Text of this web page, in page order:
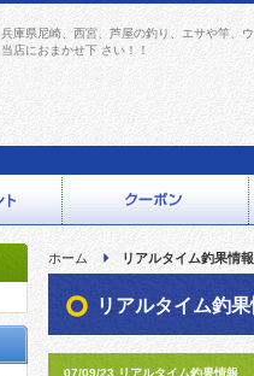
兵庫県尼崎、西宮、芦屋の釣り、エサや竿、
当店におまかせ下 さい！！
ホーム リアルタイム釣果情報
リアルタイム釣
07/09/23 リアルタイム釣果情報